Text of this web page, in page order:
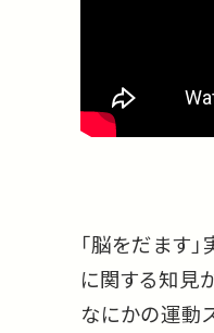
「脳をだます
に関する知見
なにかの運動